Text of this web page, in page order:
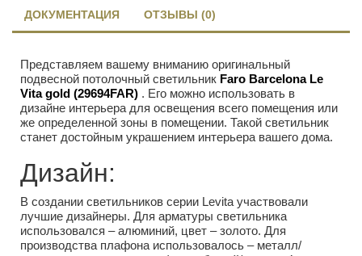
ДОКУМЕНТАЦИЯ ОТЗЫВЫ (0)
Представляем вашему вниманию оригинальный
подвесной потолочный светильник Faro Barcelona Le
Vita gold (29694FAR) . Его можно использовать в
дизайне интерьера для освещения всего помещения или
же определенной зоны в помещении. Такой светильник
станет достойным украшением интерьера вашего дома.
Дизайн:
В создании светильников серии Levita участвовали
лучшие дизайнеры. Для арматуры светильника
использовался – алюминий, цвет – золото. Для
производства плафона использовалось – металл/